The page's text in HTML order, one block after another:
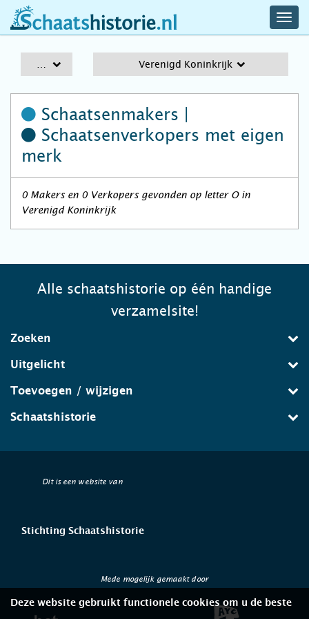
schaatshistorie.nl
Verenigd Koninkrijk
Schaatsenmakers |
Schaatsenverkopers met eigen
merk
0 Makers en 0 Verkopers gevonden op letter O in
Verenigd Koninkrijk
Alle schaatshistorie op één handige
verzamelsite!
Zoeken
Uitgelicht
Toevoegen / wijzigen
Schaatshistorie
Dit is een website van
Stichting Schaatshistorie
Mede mogelijk gemaakt door
Deze website gebruikt functionele cookies om u de beste